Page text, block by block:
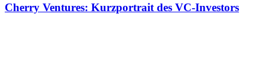
Cherry Ventures: Kurzportrait des VC-Investors